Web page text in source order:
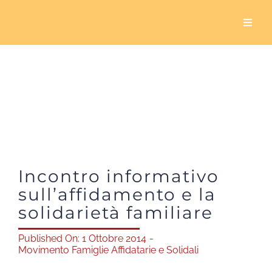
5×1000
Servizio civile
Sala Biavati
Incontro informativo
sull’affidamento e la
solidarietà familiare
Published On: 1 Ottobre 2014 -
Movimento Famiglie Affidatarie e Solidali